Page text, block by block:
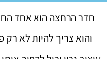
חדר הרחצה הוא אחד
והוא צריך להיות לא רק